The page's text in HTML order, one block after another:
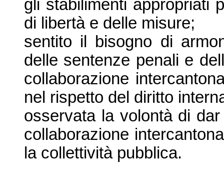
gli stabilimenti appropriati
di libertà e delle misure;
sentito il bisogno di
delle sentenze penali e
collaborazione
nel rispetto del diritto
osservata la volontà di
collaborazione
la collettività pubblica.